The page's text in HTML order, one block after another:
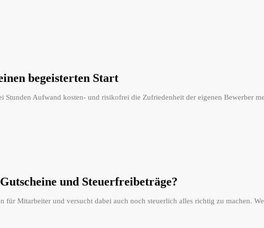
begeisterten Start
Aufwand kosten- und risikofrei die Zufriedenheit der eigenen Bewerber
und Steuerfreibeträge?
für Mitarbeiter und versucht dabei auch noch steuerlich alles richtig zu machen.